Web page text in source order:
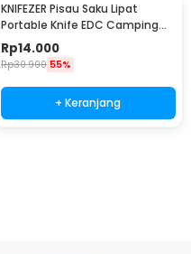
KNIFEZER Pisau Saku Lipat
Portable Knife EDC Camping
Survival Steel - CS-ZDD01
Rp14.000
Rp30.900 55%
+ Keranjang